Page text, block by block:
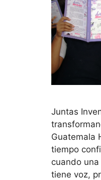
Juntas
Guatemala
tiempo
cuando
tiene voz,